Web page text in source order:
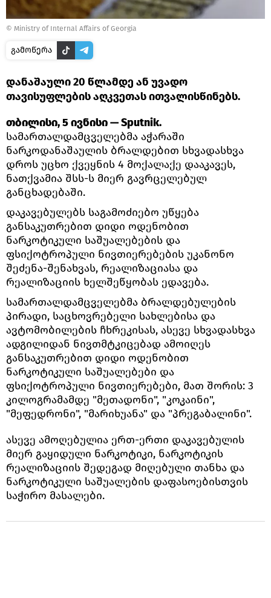
© Ministry of Internal Affairs of Georgia
გამოწერა
დანაშაული 20 წლამდე ან უვადო
თავისუფლების აღკვეთას ითვალისწინებს.
თბილისი, 5 ივნისი — Sputnik.
სამართალდამცველებმა აჭარაში
ნარკოდანაშაულის ბრალდებით სხვადასხვა
დროს უცხო ქვეყნის 4 მოქალაქე დააკავეს,
ნათქვამია შსს-ს მიერ გავრცელებულ
განცხადებაში.
დაკავებულებს საგამოძიებო უწყება
განსაკუთრებით დიდი ოდენობით
ნარკოტიკული საშუალებების და
ფსიქოტროპული ნივთიერებების უკანონო
შეძენა-შენახვას, რეალიზაციასა და
რეალიზაციის ხელშეწყობას ედავება.
სამართალდამცველებმა ბრალდებულების
პირადი, საცხოვრებელი სახლებისა და
ავტომობილების ჩხრეკისას, ასევე სხვადასხვა
ადგილიდან ნივთმტკიცებად ამოიღეს
განსაკუთრებით დიდი ოდენობით
ნარკოტიკული საშუალებები და
ფსიქოტროპული ნივთიერებები, მათ შორის: 3
კილოგრამამდე "მეთადონი", "კოკაინი",
"მეფედრონი", "მარიხუანა" და "პრეგაბალინი".
ასევე ამოღებულია ერთ-ერთი დაკავებულის
მიერ გაყიდული ნარკოტიკი, ნარკოტიკის
რეალიზაციის შედეგად მიღებული თანხა და
ნარკოტიკული საშუალების დაფასოებისთვის
საჭირო მასალები.